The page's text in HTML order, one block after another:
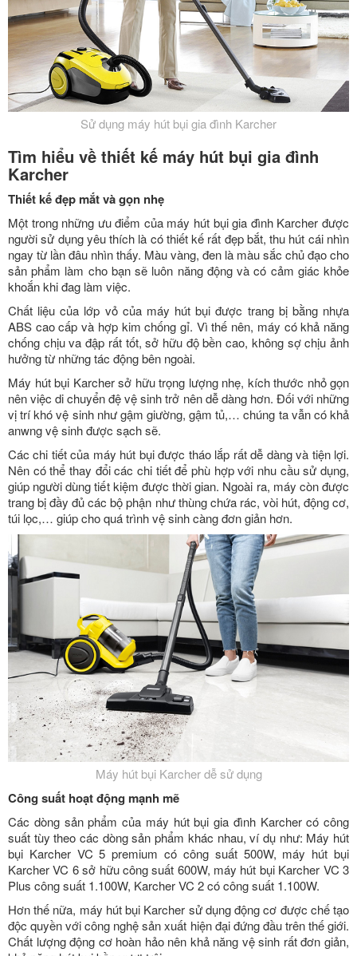
Sử dụng máy hút bụi gia đình Karcher
Tìm hiểu về thiết kế máy hút bụi gia đình
Karcher
Thiết kế đẹp mắt và gọn nhẹ
Một trong những ưu điểm của máy hút bụi gia đình Karcher được
người sử dụng yêu thích là có thiết kế rất đẹp bắt, thu hút cái nhìn
ngay từ lần đâu nhìn thấy. Màu vàng, đen là màu sắc chủ đạo cho
sản phẩm làm cho bạn sẽ luôn năng động và có cảm giác khỏe
khoắn khi đag làm việc.
Chất liệu của lớp vỏ của máy hút bụi được trang bị bằng nhựa
ABS cao cấp và hợp kim chống gỉ. Vì thế nên, máy có khả năng
chống chịu va đập rất tốt, sở hữu độ bền cao, không sợ chịu ảnh
hưởng từ những tác động bên ngoài.
Máy hút bụi Karcher sở hữu trọng lượng nhẹ, kích thước nhỏ gọn
nên việc di chuyển đệ vệ sinh trở nên dễ dàng hơn. Đối với những
vị trí khó vệ sinh như gậm giường, gậm tủ,… chúng ta vẫn có khả
anwng vệ sinh được sạch sẽ.
Các chi tiết của máy hút bụi được tháo lắp rất dễ dàng và tiện lợi.
Nên có thể thay đổi các chi tiết để phù hợp với nhu cầu sử dụng,
giúp người dùng tiết kiệm được thời gian. Ngoài ra, máy còn được
trang bị đầy đủ các bộ phận như thùng chứa rác, vòi hút, động cơ,
túi lọc,… giúp cho quá trình vệ sinh càng đơn giản hơn.
Máy hút bụi Karcher dễ sử dụng
Công suất hoạt động mạnh mẽ
Các dòng sản phẩm của máy hút bụi gia đình Karcher có công
suất tùy theo các dòng sản phẩm khác nhau, ví dụ như: Máy hút
bụi Karcher VC 5 premium có công suất 500W, máy hút bụi
Karcher VC 6 sở hữu công suất 600W, máy hút bụi Karcher VC 3
Plus công suất 1.100W, Karcher VC 2 có công suất 1.100W.
Hơn thế nữa, máy hút bụi Karcher sử dụng động cơ được chế tạo
độc quyền với công nghệ sản xuất hiện đại đứng đầu trên thế giới.
Chất lượng động cơ hoàn hảo nên khả năng vệ sinh rất đơn giản,